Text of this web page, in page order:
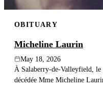
OBITUARY
Micheline Laurin
May 18, 2026
À Salaberry-de-Valleyfield, le
décédée Mme Micheline